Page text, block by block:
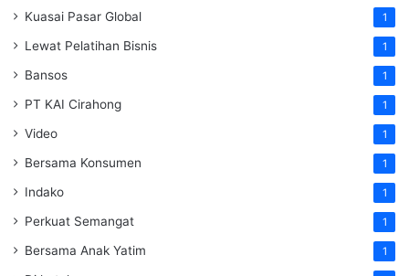
Kuasai Pasar Global 1
Lewat Pelatihan Bisnis 1
Bansos 1
PT KAI Cirahong 1
Video 1
Bersama Konsumen 1
Indako 1
Perkuat Semangat 1
Bersama Anak Yatim 1